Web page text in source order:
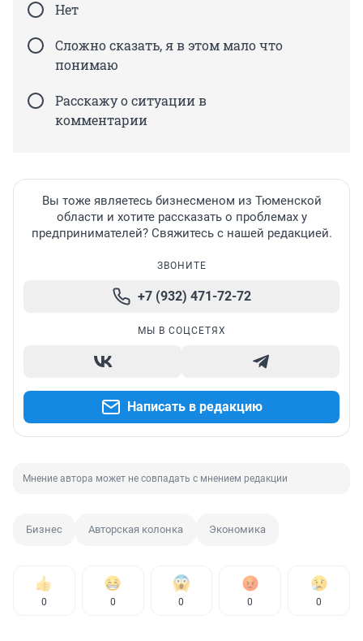
Нет
Сложно сказать, я в этом мало что
понимаю
Расскажу о ситуации в
комментарии
Вы тоже являетесь бизнесменом из Тюменской
области и хотите рассказать о проблемах у
предпринимателей? Свяжитесь с нашей редакцией.
ЗВОНИТЕ
+7 (932) 471-72-72
МЫ В СОЦСЕТЯХ
Написать в редакцию
Мнение автора может не совпадать с мнением редакции
Бизнес Авторская колонка Экономика
0 0 0 0 0